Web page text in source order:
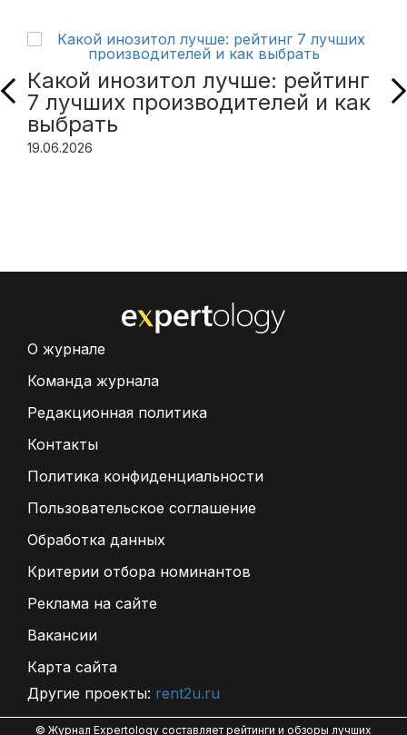
Какой инозитол лучше: рейтинг
7 лучших производителей и как
выбрать
19.06.2026
О журнале
Команда журнала
Редакционная политика
Контакты
Политика конфиденциальности
Пользовательское соглашение
Обработка данных
Критерии отбора номинантов
Реклама на сайте
Вакансии
Карта сайта
Другие проекты: rent2u.ru
© Журнал Expertology составляет рейтинги и обзоры лучших